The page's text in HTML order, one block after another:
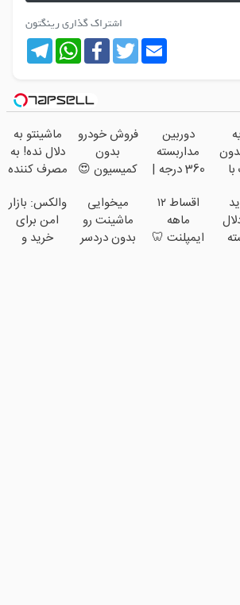
اشتراک گذاری رینگتون
Telegram
WhatsAppFacebookTwitterEmail
دوربین
مداربسته
360 درجه |
و راحت
فروش خودرو
بدون
کمیسیون 😍
ماشینتو به
دلال نده! به
مصرف کننده
بدون پاسخ
به یک تماس
اقساط ۱۲
ماهه
ایمپلنت 🦷
میخوایی
ماشینت رو
بدون دردسر
والکس: بازار
امن برای
خرید و